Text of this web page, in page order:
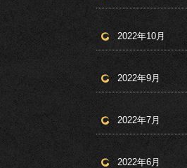
2022年10月
2022年9月
2022年7月
2022年6月